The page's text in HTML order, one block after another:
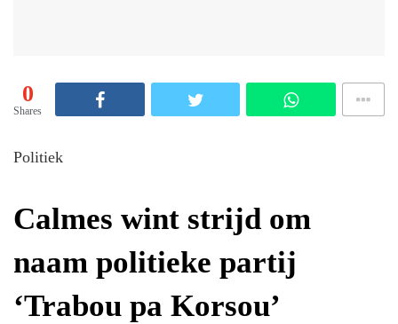
0
Shares
Politiek
Calmes wint strijd om
naam politieke partij
‘Trabou pa Korsou’